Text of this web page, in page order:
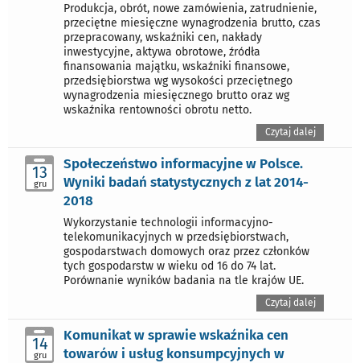
Produkcja, obrót, nowe zamówienia, zatrudnienie,
przeciętne miesięczne wynagrodzenia brutto, czas
przepracowany, wskaźniki cen, nakłady
inwestycyjne, aktywa obrotowe, źródła
finansowania majątku, wskaźniki finansowe,
przedsiębiorstwa wg wysokości przeciętnego
wynagrodzenia miesięcznego brutto oraz wg
wskaźnika rentowności obrotu netto.
Czytaj dalej
13
gru
Społeczeństwo informacyjne w Polsce.
Wyniki badań statystycznych z lat 2014-
2018
Wykorzystanie technologii informacyjno-
telekomunikacyjnych w przedsiębiorstwach,
gospodarstwach domowych oraz przez członków
tych gospodarstw w wieku od 16 do 74 lat.
Porównanie wyników badania na tle krajów UE.
Czytaj dalej
14
gru
Komunikat w sprawie wskaźnika cen
towarów i usług konsumpcyjnych w